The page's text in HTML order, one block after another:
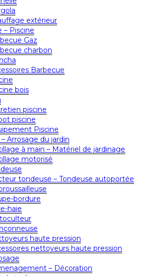
extérieur
– Piscine
Gaz
charbon
Barbecue
bois
piscine
piscine
Piscine
Arrosage du jardin
à main – Matériel de jardinage
motorisé
tondeuse – Tondeuse autoportée
bordure
haie
haute pression
nettoyeurs haute pression
– Décoration